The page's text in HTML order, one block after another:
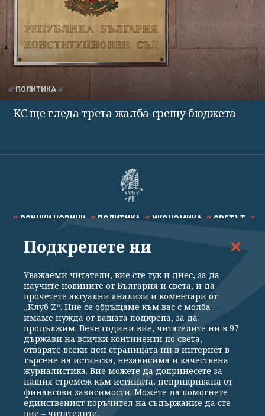
ПОЛИТИКА
КС ще гледа трета жалба срещу бюджета
ВСИЧКИ НОВИНИ ПОЛИТИКА ИКОНОМИКА СВЕТЪТ
СПОРТ КУЛТУРА ТЕХНОЛОГИИ КАЛЕЙДОСКОП
Общи условия
Политика за поверителност
Реклама
Партньори Контакти
За Клуб Z
Екип
Подкрепете ни
Издател на www.clubz.bg е „Клуб Зебра Медия“ ЕООД, София, ул. "Алеко
Подкрепете ни
Уважаеми читатели, вие сте тук и днес, за да
научите новините от България и света, и да
прочетете актуални анализи и коментари от
„Клуб Z“. Ние се обръщаме към вас с молба –
имаме нужда от вашата подкрепа, за да
продължим. Вече години вие, читателите ни в 97
държави на всички континенти по света,
отваряте всеки ден страницата ни в интернет в
търсене на истинска, независима и качествена
журналистика. Вие можете да допринесете за
нашия стремеж към истината, неприкривана от
финансови зависимости. Можете да помогнете
единственият поръчител на съдържание да сте
вие – читателите.